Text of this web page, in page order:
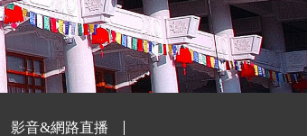
影音&網路直播